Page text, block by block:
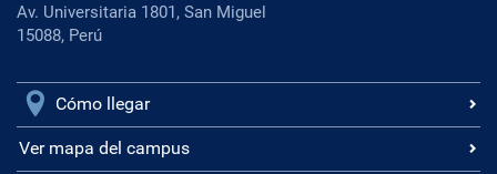
Av. Universitaria 1801, San Miguel
15088, Perú
Cómo llegar
Ver mapa del campus